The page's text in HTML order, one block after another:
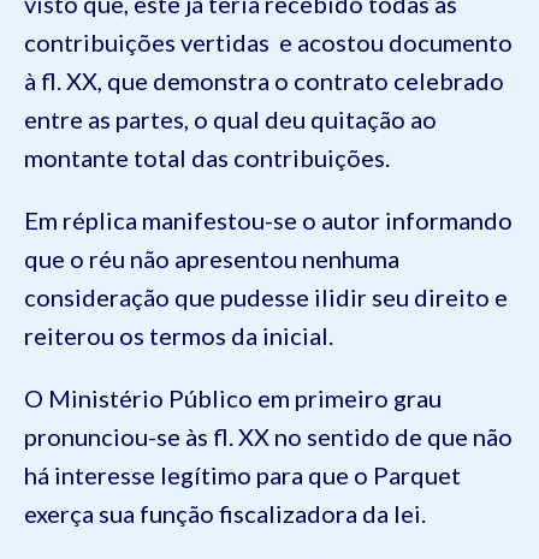
contribuições vertidas e acostou documento
à fl. XX, que demonstra o contrato celebrado
entre as partes, o qual deu quitação ao
montante total das contribuições.
Em réplica manifestou-se o autor informando
que o réu não apresentou nenhuma
consideração que pudesse ilidir seu direito e
reiterou os termos da inicial.
O Ministério Público em primeiro grau
pronunciou-se às fl. XX no sentido de que não
há interesse legítimo para que o Parquet
exerça sua função fiscalizadora da lei.